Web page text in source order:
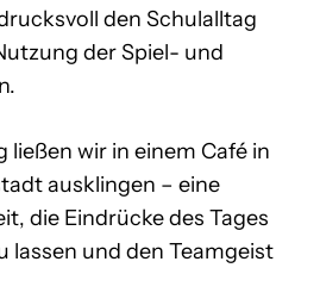
den Schulalltag
der Spiel- und
ließen wir in einem Café in
ausklingen – eine
die Eindrücke des Tages
lassen und den Teamgeist